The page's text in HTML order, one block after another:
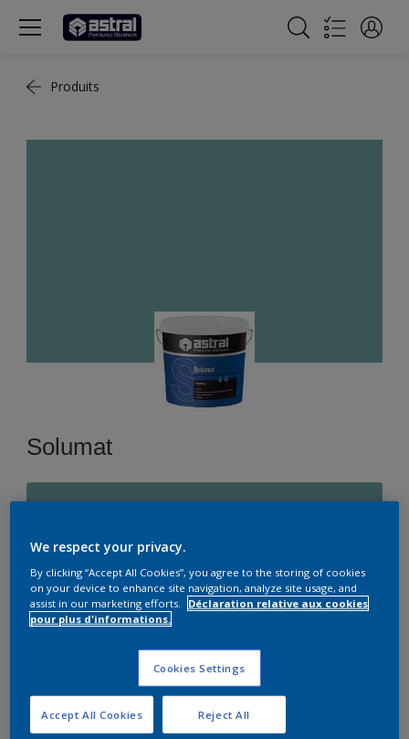
Produits
Solumat
P8.18.60
Format
15 L
We respect your privacy.
By clicking “Accept All Cookies”, you agree to the storing of cookies
on your device to enhance site navigation, analyze site usage, and
assist in our marketing efforts.
Déclaration relative aux cookies
pour plus d'informations.
Cookies Settings
Reject All
Accept All Cookies